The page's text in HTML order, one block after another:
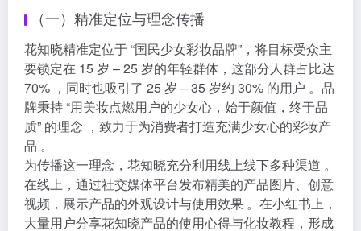
（一）精准定位与理念传播
花知晓精准定位于 “国民少女彩妆品牌”，将目标受众主
要锁定在 15 岁 – 25 岁的年轻群体，这部分人群占比达
70% ，同时也吸引了 25 岁 – 35 岁约 30% 的用户 。品
牌秉持 “用美妆点燃用户的少女心，始于颜值，终于品
质” 的理念 ，致力于为消费者打造充满少女心的彩妆产
品 。
为传播这一理念，花知晓充分利用线上线下多种渠道 。
在线上，通过社交媒体平台发布精美的产品图片、创意
视频，展示产品的外观设计与使用效果 。在小红书上，
大量用户分享花知晓产品的使用心得与化妆教程，形成